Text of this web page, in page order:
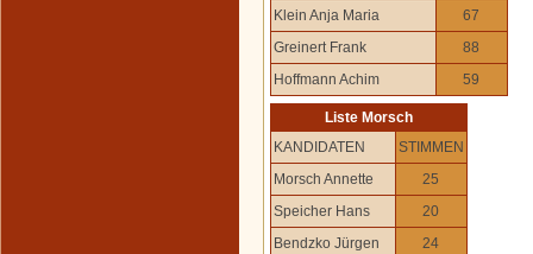
Klein Anja Maria
67
Greinert Frank
88
Hoffmann Achim
59
Liste Morsch
KANDIDATEN
STIMMEN
Morsch Annette
25
Speicher Hans
20
Bendzko Jürgen
24